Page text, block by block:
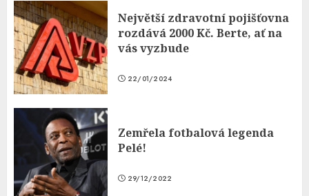
Největší zdravotní pojišťovna
rozdává 2000 Kč. Berte, ať na
vás vyzbude
22/01/2024
Zemřela fotbalová legenda
Pelé!
29/12/2022